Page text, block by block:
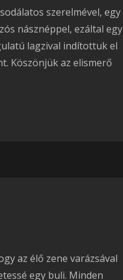
szerelmével, egy
násznéppel, ezáltal egy
lagzival indítottuk el
Köszönjük az elismerő
az élő zene varázsával
egy buli. Minden